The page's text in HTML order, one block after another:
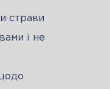
страви
і не